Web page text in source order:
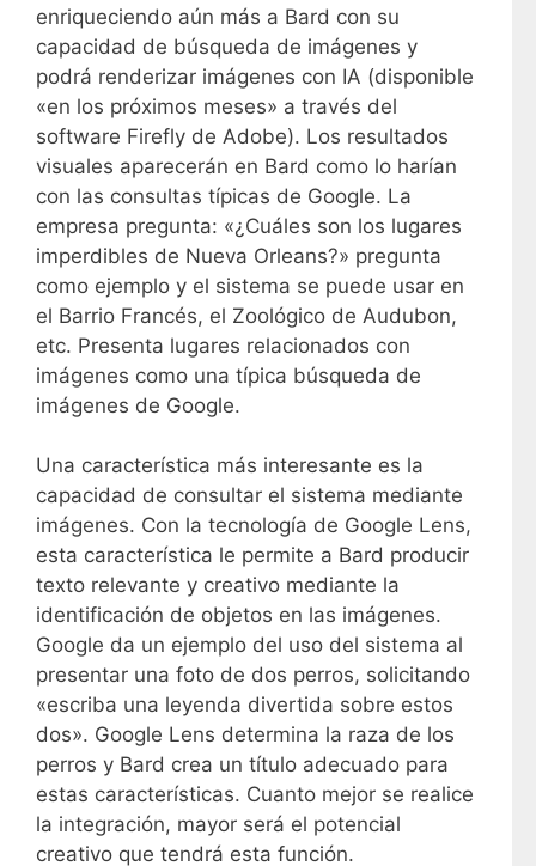
enriqueciendo aún más a Bard con su
capacidad de búsqueda de imágenes y
podrá renderizar imágenes con IA (disponible
«en los próximos meses» a través del
software Firefly de Adobe). Los resultados
visuales aparecerán en Bard como lo harían
con las consultas típicas de Google. La
empresa pregunta: «¿Cuáles son los lugares
imperdibles de Nueva Orleans?» pregunta
como ejemplo y el sistema se puede usar en
el Barrio Francés, el Zoológico de Audubon,
etc. Presenta lugares relacionados con
imágenes como una típica búsqueda de
imágenes de Google.
Una característica más interesante es la
capacidad de consultar el sistema mediante
imágenes. Con la tecnología de Google Lens,
esta característica le permite a Bard producir
texto relevante y creativo mediante la
identificación de objetos en las imágenes.
Google da un ejemplo del uso del sistema al
presentar una foto de dos perros, solicitando
«escriba una leyenda divertida sobre estos
dos». Google Lens determina la raza de los
perros y Bard crea un título adecuado para
estas características. Cuanto mejor se realice
la integración, mayor será el potencial
creativo que tendrá esta función.